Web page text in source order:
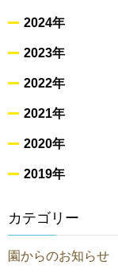
2024年
2023年
2022年
2021年
2020年
2019年
カテゴリー
園からのお知らせ